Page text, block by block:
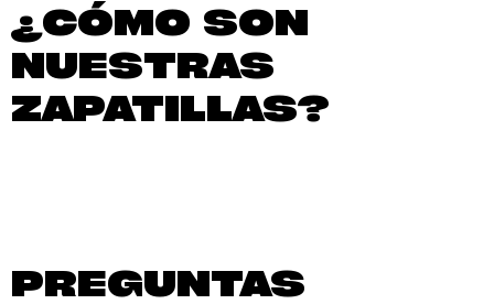
¿CÓMO SON
NUESTRAS
ZAPATILLAS?
PREGUNTAS